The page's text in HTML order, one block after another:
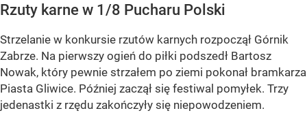
Rzuty karne w 1/8 Pucharu Polski
Strzelanie w konkursie rzutów karnych rozpoczął Górnik
Zabrze. Na pierwszy ogień do piłki podszedł Bartosz
Nowak, który pewnie strzałem po ziemi pokonał bramkarza
Piasta Gliwice. Później zaczął się festiwal pomyłek. Trzy
jedenastki z rzędu zakończyły się niepowodzeniem.